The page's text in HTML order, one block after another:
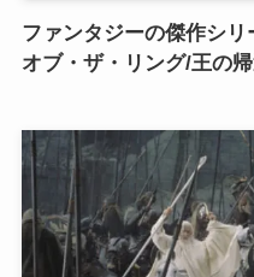
ファンタジーの傑作シリ
オブ・ザ・リング/王の